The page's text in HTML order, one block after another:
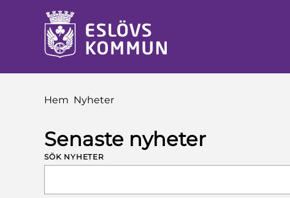
till innehåll
Du är här:
Hem Nyheter
Senaste nyheter
SÖK NYHETER